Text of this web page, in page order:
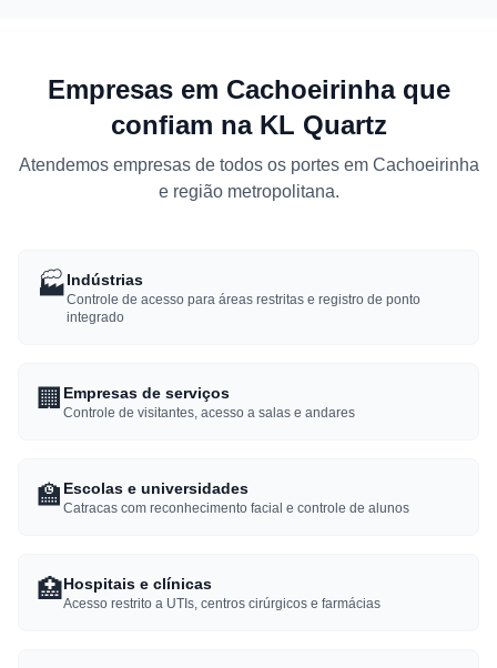
Empresas em Cachoeirinha que
confiam na KL Quartz
Atendemos empresas de todos os portes em Cachoeirinha
e região metropolitana.
🏭Indústrias
Controle de acesso para áreas restritas e registro de ponto
integrado
🏢 Empresas de serviços
Controle de visitantes, acesso a salas e andares
🏫 Escolas e universidades
Catracas com reconhecimento facial e controle de alunos
🏥Hospitais e clínicas
Acesso restrito a UTIs, centros cirúrgicos e farmácias